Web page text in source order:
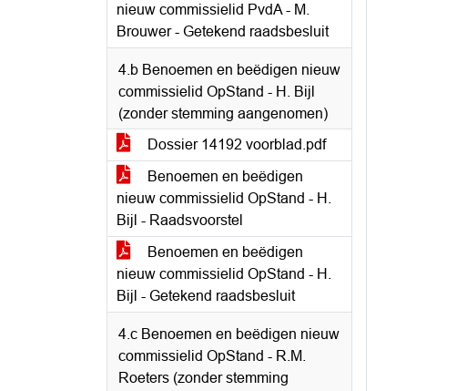
nieuw commissielid PvdA - M.
Brouwer - Getekend raadsbesluit
4.b Benoemen en beëdigen nieuw
commissielid OpStand - H. Bijl
(zonder stemming aangenomen)
Dossier 14192 voorblad.pdf
Benoemen en beëdigen
nieuw commissielid OpStand - H.
Bijl - Raadsvoorstel
Benoemen en beëdigen
nieuw commissielid OpStand - H.
Bijl - Getekend raadsbesluit
4.c Benoemen en beëdigen nieuw
commissielid OpStand - R.M.
Roeters (zonder stemming